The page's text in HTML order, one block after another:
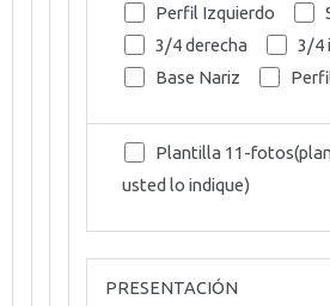
Perfil Izquierdo
3/4 derecha
3/4
Base Nariz
Plantilla 11-
usted lo indique)
PRESENTACIÓN